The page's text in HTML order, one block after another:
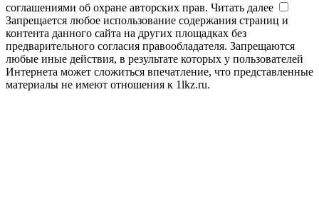
соглашениями об охране авторских прав. Читать далее
Запрещается любое использование содержания страниц и
контента данного сайта на других площадках без
предварительного согласия правообладателя. Запрещаются
любые иные действия, в результате которых у пользователей
Интернета может сложиться впечатление, что представленные
материалы не имеют отношения к 1lkz.ru.